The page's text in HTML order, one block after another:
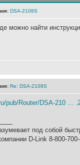
DSA-2108S
можно найти
Re: DSA-2108S
pub/Router/DSA-210 ...
под собой
D-Link 8-800-